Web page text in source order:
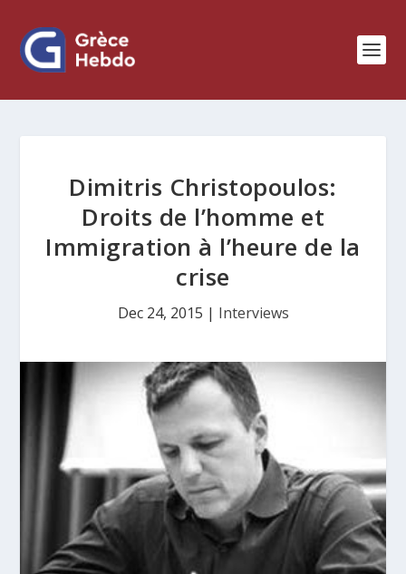
Dimitris Christopoulos:
Droits de l’homme et
Immigration à l’heure de la
crise
Dec 24, 2015 | Interviews